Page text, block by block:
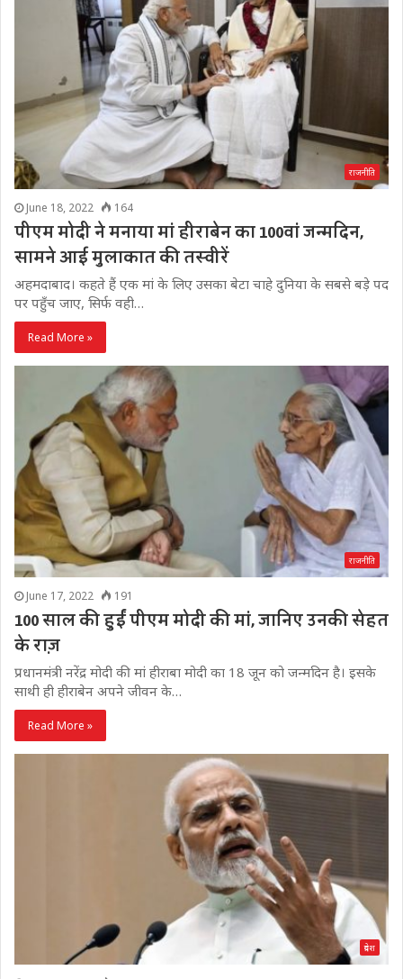
राजनीति
June 18, 2022 164
पीएम मोदी ने मनाया मां हीराबेन का 100वां जन्मदिन,
सामने आई मुलाकात की तस्वीरें
अहमदाबाद। कहते हैं एक मां के लिए उसका बेटा चाहे दुनिया के सबसे बड़े पद
पर पहुँच जाए, सिर्फ वही…
Read More »
राजनीति
June 17, 2022 191
100 साल की हुईं पीएम मोदी की मां, जानिए उनकी सेहत
के राज़
प्रधानमंत्री नरेंद्र मोदी की मां हीराबा मोदी का 18 जून को जन्मदिन है। इसके
साथी ही हीराबेन अपने जीवन के…
Read More »
प्रदेश